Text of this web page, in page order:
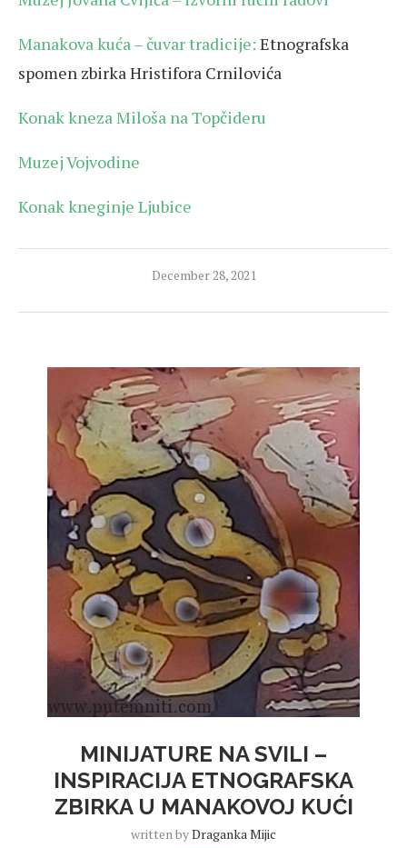
Manakova kuća – čuvar tradicije: Etnografska
spomen zbirka Hristifora Crnilovića
Konak kneza Miloša na Topčideru
Muzej Vojvodine
Konak kneginje Ljubice
December 28, 2021
MINIJATURE NA SVILI –
INSPIRACIJA ETNOGRAFSKA
ZBIRKA U MANAKOVOJ KUĆI
written byDraganka Mijic